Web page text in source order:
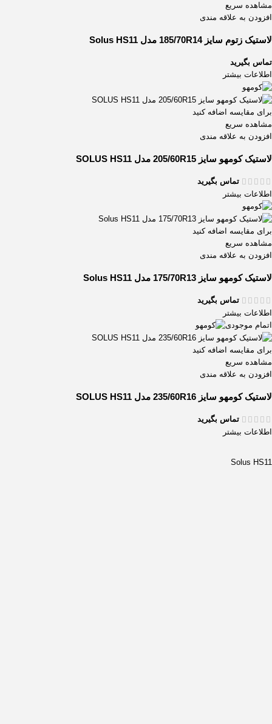
مشاهده سریع
افزودن به علاقه مندی
لاستیک زتوم سایز 185/70R14 مدل Solus HS11
تماس بگیرید
اطلاعات بیشتر
برای مقایسه اضافه کنید
مشاهده سریع
افزودن به علاقه مندی
لاستیک کومهو سایز 205/60R15 مدل SOLUS HS11
تماس بگیرید
اطلاعات بیشتر
برای مقایسه اضافه کنید
مشاهده سریع
افزودن به علاقه مندی
لاستیک کومهو سایز 175/70R13 مدل Solus HS11
تماس بگیرید
اطلاعات بیشتر
اتمام موجودی
برای مقایسه اضافه کنید
مشاهده سریع
افزودن به علاقه مندی
لاستیک کومهو سایز 235/60R16 مدل SOLUS HS11
تماس بگیرید
اطلاعات بیشتر
Solus HS11